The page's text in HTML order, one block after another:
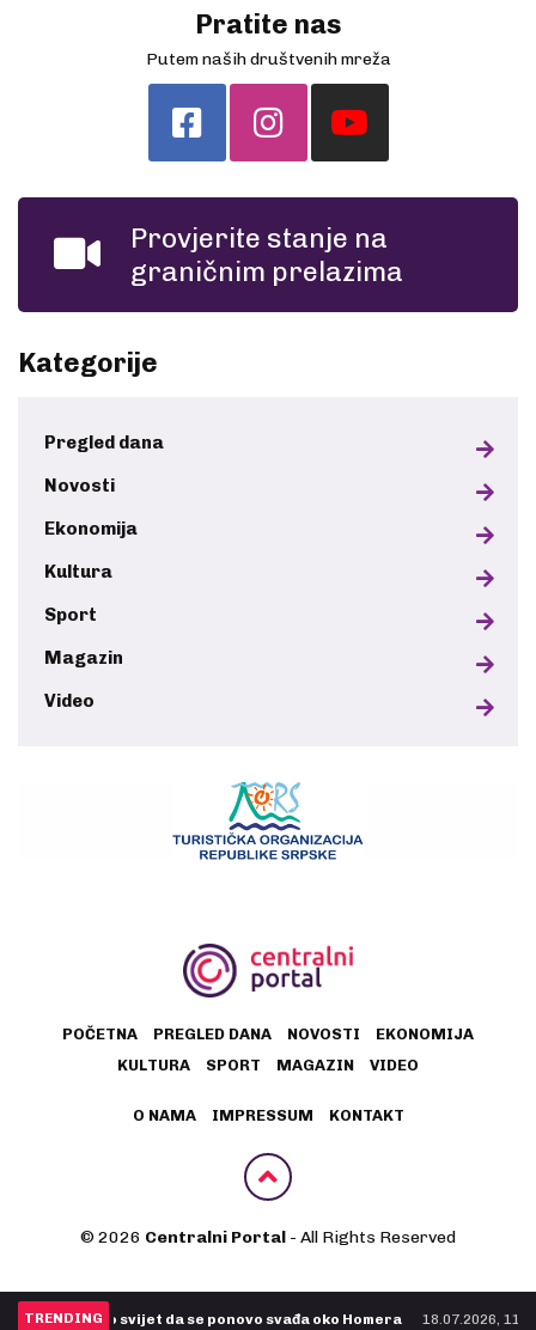
TRENDING
svijet da se ponovo svađa oko Homera 18.07.2026, 11:36- Preminuo
Pratite nas
Putem naših društvenih mreža
Provjerite stanje na
graničnim prelazima
Kategorije
Pregled dana
Novosti
Ekonomija
Kultura
Sport
Magazin
Video
POČETNA PREGLED DANA NOVOSTI
EKONOMIJA
KULTURA
SPORT MAGAZIN VIDEO
O NAMA IMPRESSUM KONTAKT
© 2026 Centralni Portal - All Rights Reserved